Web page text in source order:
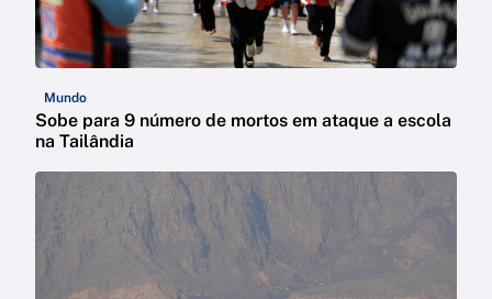
Mundo
Sobe para 9 número de mortos em ataque a escola
na Tailândia